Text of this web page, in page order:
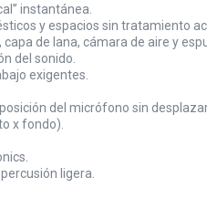
instantánea.
y espacios sin tratamiento
de lana, cámara de aire y
del sonido.
exigentes.
del micrófono sin
x fondo).
ligera.